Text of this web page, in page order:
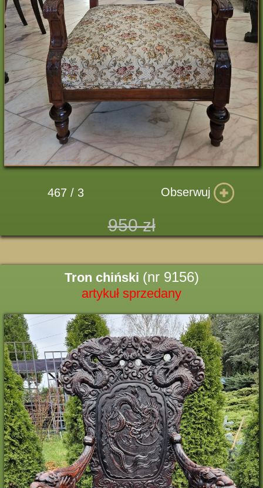
467 / 3 Obserwuj
950 zł
Tron chiński (nr 9156)
artykuł sprzedany